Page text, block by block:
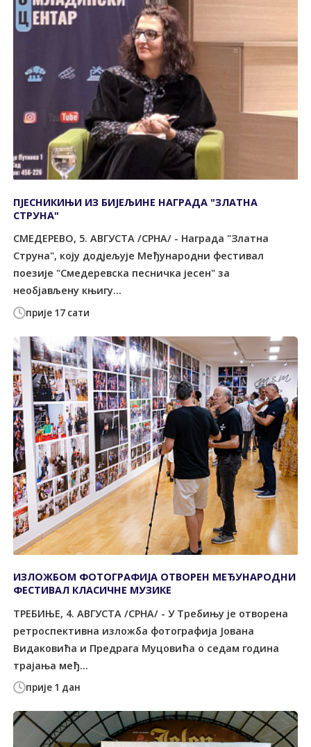
прије 17 сати
ПЈЕСНИКИЊИ ИЗ БИЈЕЉИНЕ НАГРАДА "ЗЛАТНА
СТРУНА"
СМЕДЕРЕВО, 5. АВГУСТА /СРНА/ - Награда "Златна
Струна", коју додјељује Међународни фестивал
поезије "Смедеревска песничка јесен" за
необјављену књигу...
прије 1 дан
ИЗЛОЖБОМ ФОТОГРАФИЈА ОТВОРЕН МЕЂУНАРОДНИ
ФЕСТИВАЛ КЛАСИЧНЕ МУЗИКЕ
TРЕБИЊЕ, 4. АВГУСTА /СРНА/ - У Требињу је отворена
ретроспективна изложба фотографија Јована
Видаковића и Предрага Муцовића о седам година
трајања међ...